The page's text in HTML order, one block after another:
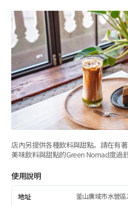
店內另提供各種飲料與甜點。請在有
美味飲料與甜點的Green Nomad度過
使用說明
地址
釜山廣域市水營